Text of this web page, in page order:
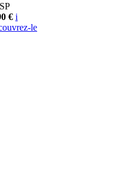
€ i
le